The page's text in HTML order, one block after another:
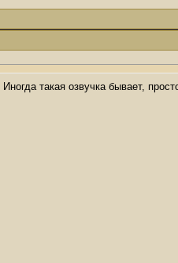
такая озвучка бывает,